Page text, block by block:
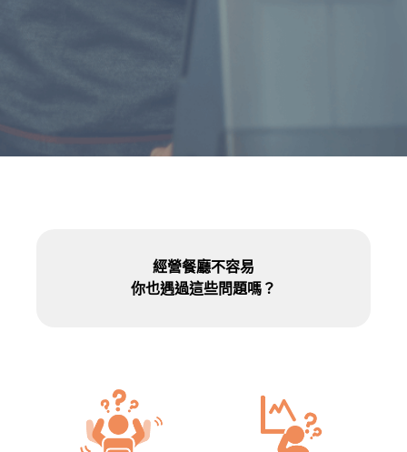
經營餐廳不容易
你也遇過這些問題嗎？